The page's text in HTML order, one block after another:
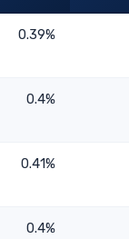
0.39%
0.4%
0.41%
0.4%